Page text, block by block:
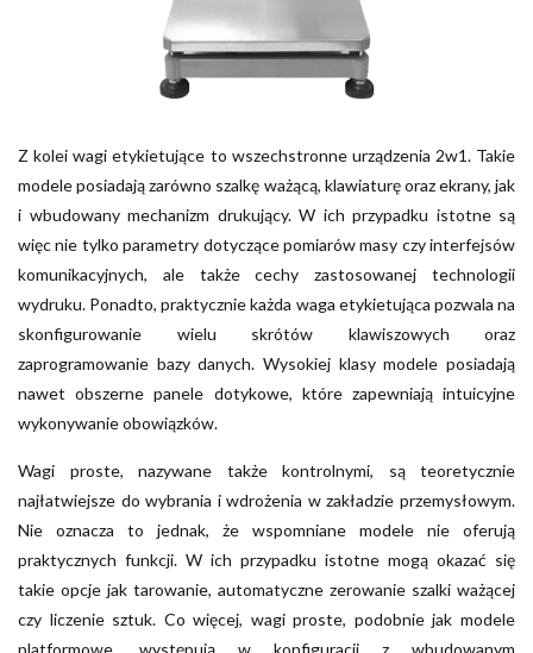
Z kolei wagi etykietujące to wszechstronne urządzenia 2w1. Takie
modele posiadają zarówno szalkę ważącą, klawiaturę oraz ekrany, jak
i wbudowany mechanizm drukujący. W ich przypadku istotne są
więc nie tylko parametry dotyczące pomiarów masy czy interfejsów
komunikacyjnych, ale także cechy zastosowanej technologii
wydruku. Ponadto, praktycznie każda waga etykietująca pozwala na
skonfigurowanie wielu skrótów klawiszowych oraz
zaprogramowanie bazy danych. Wysokiej klasy modele posiadają
nawet obszerne panele dotykowe, które zapewniają intuicyjne
wykonywanie obowiązków.
Wagi proste, nazywane także kontrolnymi, są teoretycznie
najłatwiejsze do wybrania i wdrożenia w zakładzie przemysłowym.
Nie oznacza to jednak, że wspomniane modele nie oferują
praktycznych funkcji. W ich przypadku istotne mogą okazać się
takie opcje jak tarowanie, automatyczne zerowanie szalki ważącej
czy liczenie sztuk. Co więcej, wagi proste, podobnie jak modele